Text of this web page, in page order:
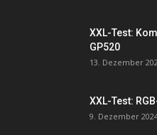
XXL-Test:
GP520
13. Dezember
XXL-Test:
9. Dezember